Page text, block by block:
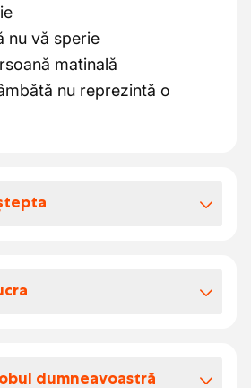
nu vă sperie
matinală
nu reprezintă o
dumneavoastră